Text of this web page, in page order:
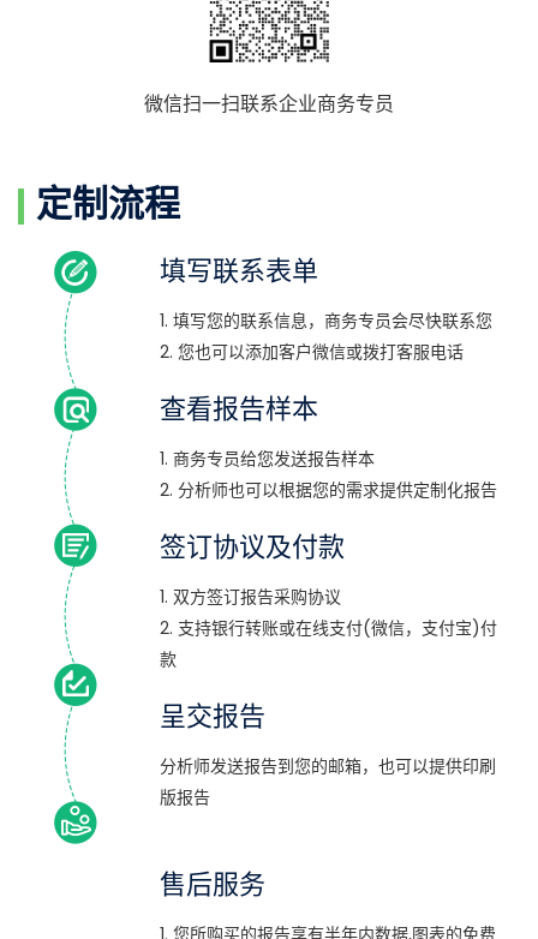
微信扫一扫联系企业商务专员
定制流程
填写联系表单
1. 填写您的联系信息，商务专员会尽快联系您
2. 您也可以添加客户微信或拨打客服电话
查看报告样本
1. 商务专员给您发送报告样本
2. 分析师也可以根据您的需求提供定制化报告
签订协议及付款
1. 双方签订报告采购协议
2. 支持银行转账或在线支付(微信，支付宝)付
款
呈交报告
分析师发送报告到您的邮箱，也可以提供印刷
版报告
售后服务
1. 您所购买的报告享有半年内数据,图表的免费